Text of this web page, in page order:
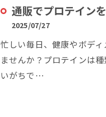
通販でプロテイン
2025/07/27
忙しい毎日、健康やボデ
ませんか？プロテインは
いがちで…